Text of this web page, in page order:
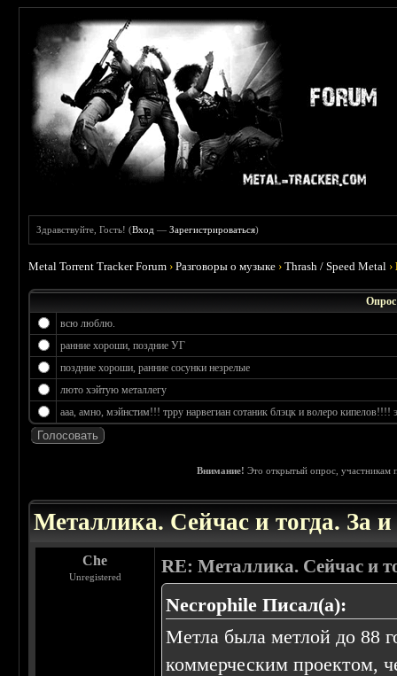
Здравствуйте, Гость! (Вход —Зарегистрироваться)
Metal Torrent Tracker Forum ›Разговоры о музыке ›Thrash / Speed Metal ›
всю люблю.
ранние хороши, поздние УГ
поздние хороши, ранние сосунки незрелые
люто хэйтую металлегу
ааа, амно, мэйнстим!!! трру нарвегиан сотаник блэцк и волеро кипелов!!!!
Внимание! Это открытый опрос, участникам
Металлика. Сейчас и тогда. За
Che
Unregistered
RE: Металлика. Сейчас и
Necrophile Писал(а):
Метла была метлой до 88
коммерческим проектом,